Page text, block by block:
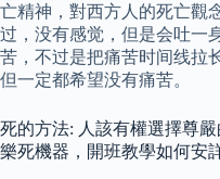
亡精神，對西方人的死亡觀
过，没有感觉，但是会吐一
苦，不过是把痛苦时间线拉
但一定都希望没有痛苦。
死的方法: 人該有權選擇尊
樂死機器，開班教學如何安